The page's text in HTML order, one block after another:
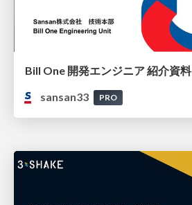
Bill One 開発エンジニア 紹介資料
sansan33
PRO